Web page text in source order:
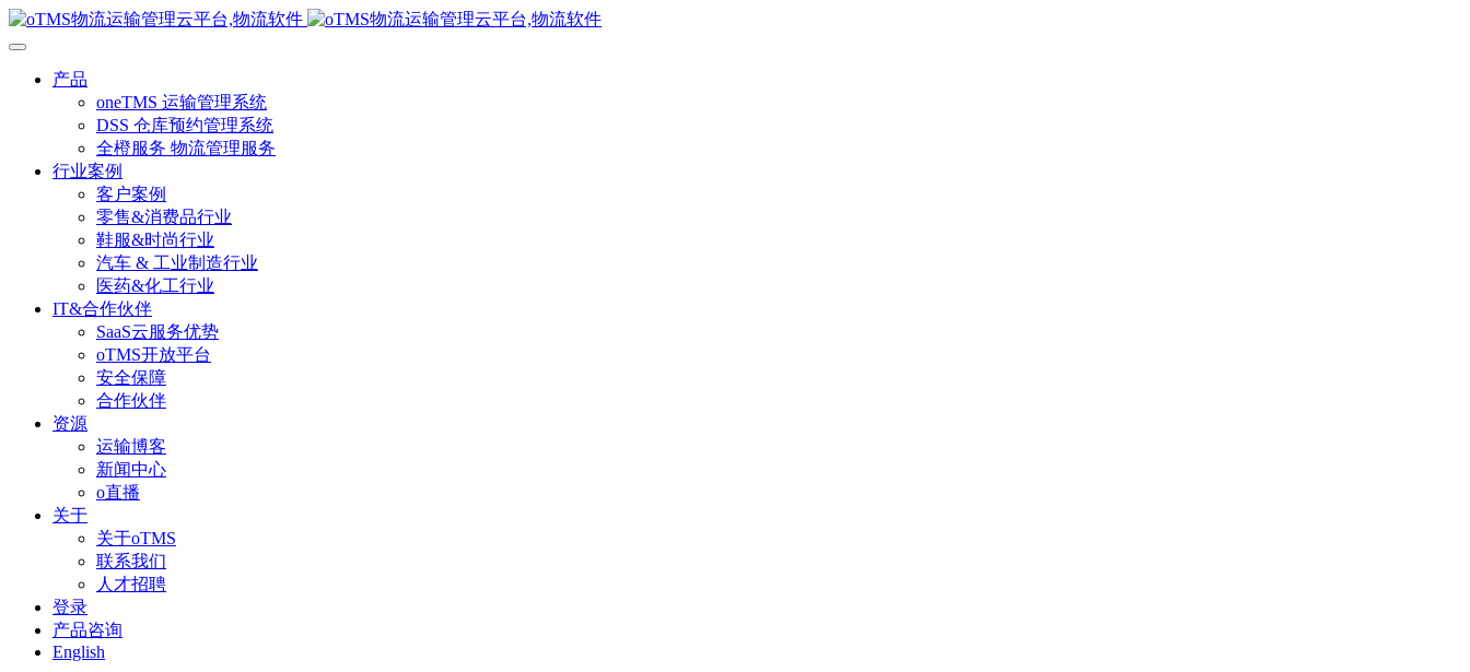
产品
oneTMS 运输管理系统
DSS 仓库预约管理系统
全橙服务 物流管理服务
行业案例
客户案例
零售&消费品行业
鞋服&时尚行业
汽车 & 工业制造行业
医药&化工行业
IT&合作伙伴
SaaS云服务优势
oTMS开放平台
安全保障
合作伙伴
资源
运输博客
新闻中心
o直播
关于
关于oTMS
联系我们
人才招聘
登录
产品咨询
English